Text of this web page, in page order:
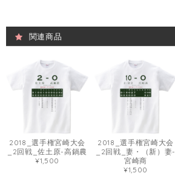
関連商品
2018_選手権宮崎大会
_2回戦_佐土原-高鍋農
¥1,500
2018_選手権宮崎大会
_2回戦_妻・（新）妻-
宮崎商
¥1,500